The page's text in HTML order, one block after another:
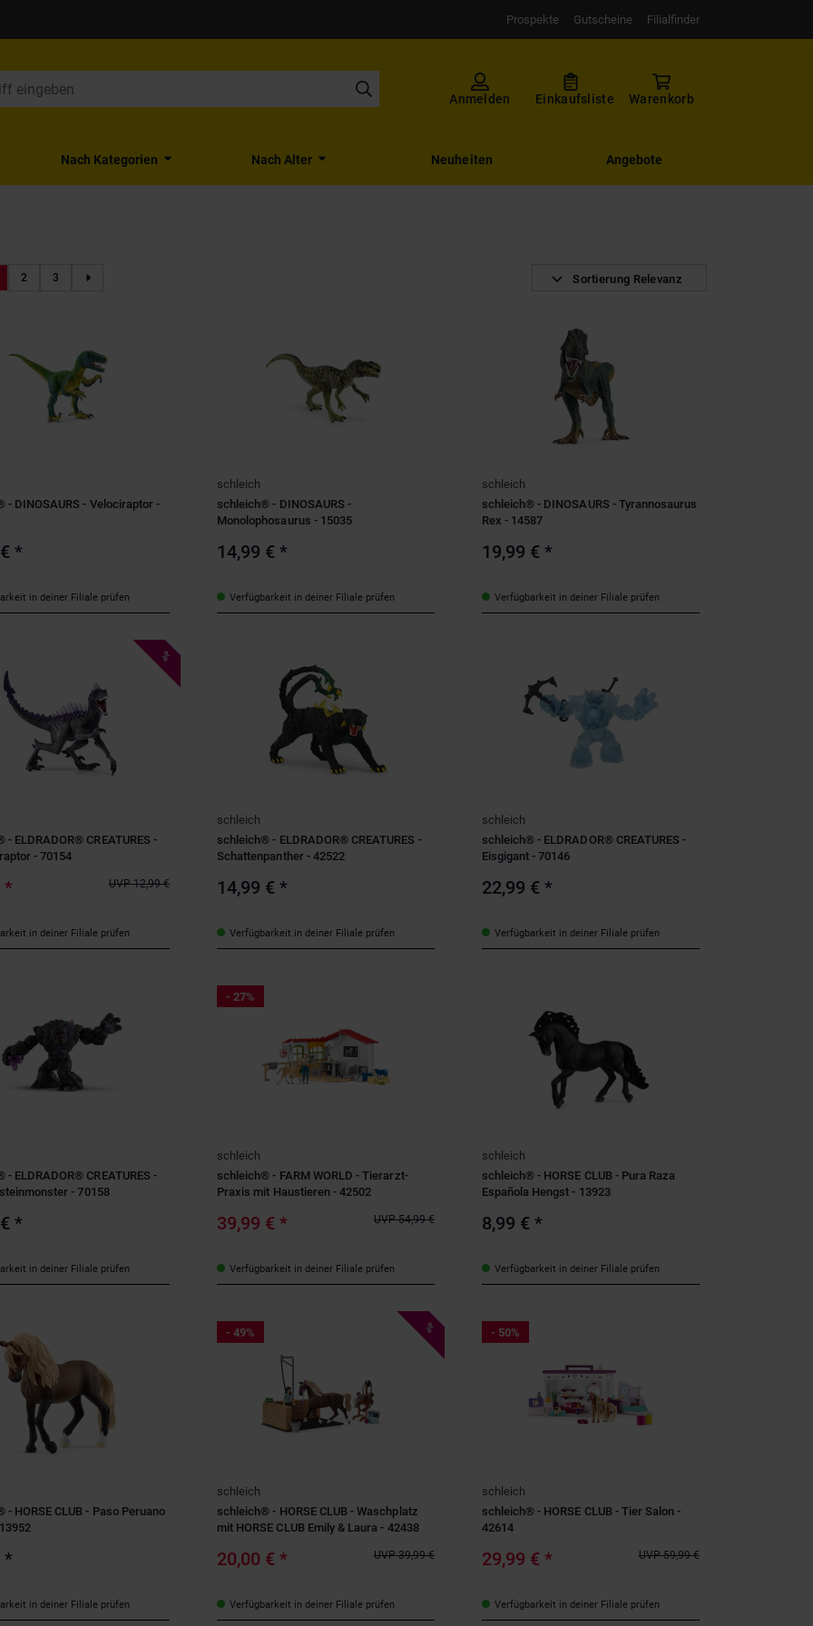
Prospekte Gutscheine Filialfinder
Anmelden Einkaufsliste Warenkorb
Nach Kategorien Nach Alter Neuheiten Angebote
2 3 Sortierung Relevanz
- DINOSAURS - Velociraptor -
*
in deiner Filiale prüfen
schleich
schleich® - DINOSAURS -
Monolophosaurus - 15035
14,99 € *
Verfügbarkeit in deiner Filiale prüfen
schleich
schleich® - DINOSAURS - Tyrannosaurus
Rex - 14587
19,99 € *
Verfügbarkeit in deiner Filiale prüfen
%
ELDRADOR® CREATURES -
- 70154
* UVP 12,99 €
in deiner Filiale prüfen
schleich
schleich® - ELDRADOR® CREATURES -
Schattenpanther - 42522
14,99 € *
Verfügbarkeit in deiner Filiale prüfen
schleich
schleich® - ELDRADOR® CREATURES -
Eisgigant - 70146
22,99 € *
Verfügbarkeit in deiner Filiale prüfen
ELDRADOR® CREATURES -
- 70158
*
in deiner Filiale prüfen
- 27%
schleich
schleich® - FARM WORLD - Tierarzt-
Praxis mit Haustieren - 42502
39,99 € * UVP 54,99 €
Verfügbarkeit in deiner Filiale prüfen
schleich
schleich® - HORSE CLUB - Pura Raza
Española Hengst - 13923
8,99 € *
Verfügbarkeit in deiner Filiale prüfen
- HORSE CLUB - Paso Peruano
*
in deiner Filiale prüfen
- 49% %
schleich
schleich® - HORSE CLUB - Waschplatz
mit HORSE CLUB Emily & Laura - 42438
20,00 € * UVP 39,99 €
Verfügbarkeit in deiner Filiale prüfen
- 50%
schleich
schleich® - HORSE CLUB - Tier Salon -
42614
29,99 € * UVP 59,99 €
Verfügbarkeit in deiner Filiale prüfen